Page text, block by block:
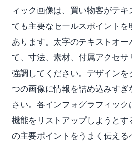
ィック画像は、買い物客がテキ
ても主要なセールスポイント
あります。太字のテキストオー
て、寸法、素材、付属アクセ
強調してください。デザインを
つの画像に情報を詰め込みす
さい。各インフォグラフィッ
機能をリストアップしようと
の主要ポイントをうまく伝える